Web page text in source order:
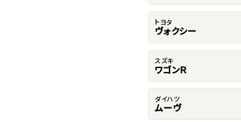
トヨタ
ヴォクシー
スズキ
ワゴンＲ
ダイハツ
ムーヴ